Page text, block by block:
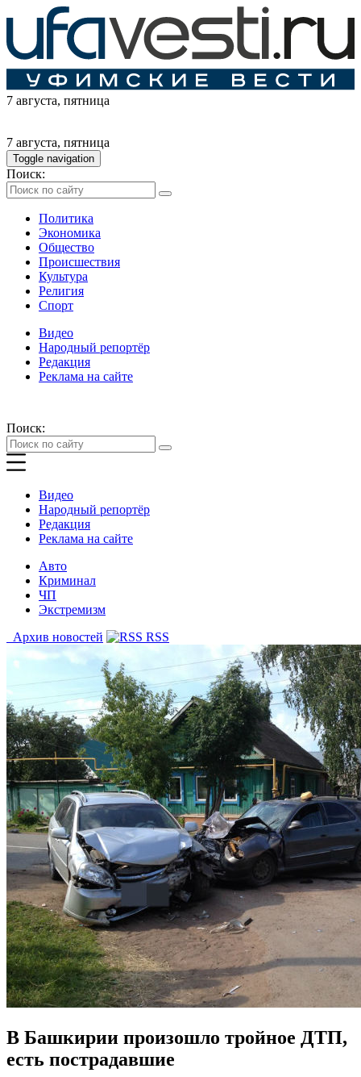
7 августа, пятница
7 августа, пятница
Toggle navigation
Поиск:
Политика
Экономика
Общество
Происшествия
Культура
Религия
Спорт
Видео
Народный репортёр
Редакция
Реклама на сайте
Поиск:
Видео
Народный репортёр
Редакция
Реклама на сайте
Авто
Криминал
ЧП
Экстремизм
Архив новостей
RSS
В Башкирии произошло тройное ДТП,
есть пострадавшие